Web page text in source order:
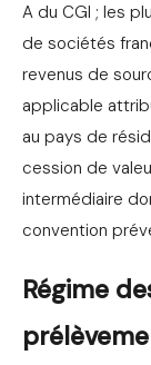
A du CGI ; les
de sociétés
revenus de
applicable
au pays de
cession de
intermédiaire
convention
Régime